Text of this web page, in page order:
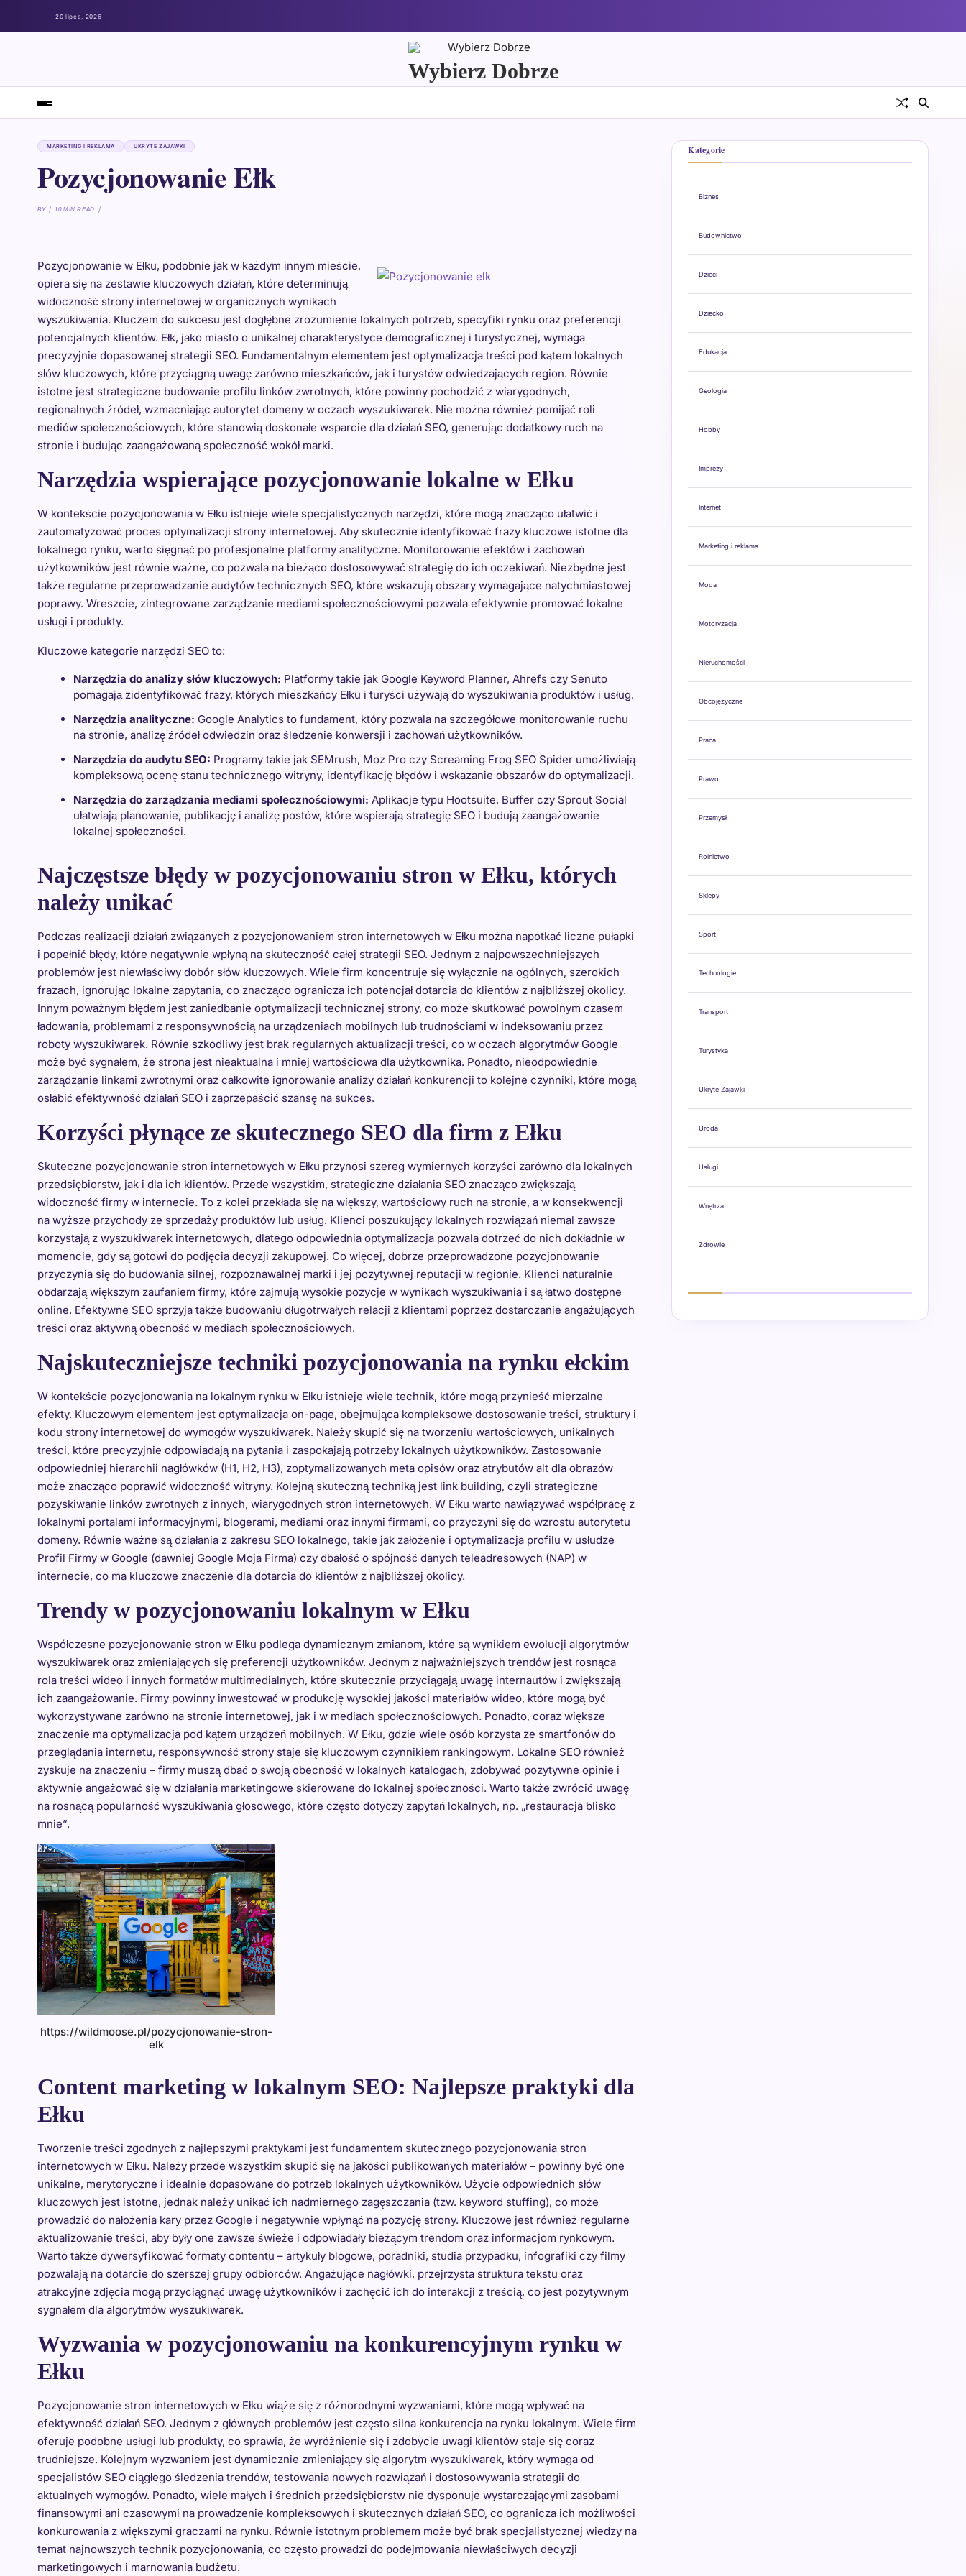
20 lipca, 2026
Wybierz Dobrze
MARKETING I REKLAMA UKRYTE ZAJAWKI
Pozycjonowanie Ełk
BY 10 MIN READ
Pozycjonowanie w Ełku, podobnie jak w każdym innym mieście,
opiera się na zestawie kluczowych działań, które determinują
widoczność strony internetowej w organicznych wynikach
wyszukiwania. Kluczem do sukcesu jest dogłębne zrozumienie lokalnych potrzeb, specyfiki rynku oraz preferencji
potencjalnych klientów. Ełk, jako miasto o unikalnej charakterystyce demograficznej i turystycznej, wymaga
precyzyjnie dopasowanej strategii SEO. Fundamentalnym elementem jest optymalizacja treści pod kątem lokalnych
słów kluczowych, które przyciągną uwagę zarówno mieszkańców, jak i turystów odwiedzających region. Równie
istotne jest strategiczne budowanie profilu linków zwrotnych, które powinny pochodzić z wiarygodnych,
regionalnych źródeł, wzmacniając autorytet domeny w oczach wyszukiwarek. Nie można również pomijać roli
mediów społecznościowych, które stanowią doskonałe wsparcie dla działań SEO, generując dodatkowy ruch na
stronie i budując zaangażowaną społeczność wokół marki.
Narzędzia wspierające pozycjonowanie lokalne w Ełku
W kontekście pozycjonowania w Ełku istnieje wiele specjalistycznych narzędzi, które mogą znacząco ułatwić i
zautomatyzować proces optymalizacji strony internetowej. Aby skutecznie identyfikować frazy kluczowe istotne dla
lokalnego rynku, warto sięgnąć po profesjonalne platformy analityczne. Monitorowanie efektów i zachowań
użytkowników jest równie ważne, co pozwala na bieżąco dostosowywać strategię do ich oczekiwań. Niezbędne jest
także regularne przeprowadzanie audytów technicznych SEO, które wskazują obszary wymagające natychmiastowej
poprawy. Wreszcie, zintegrowane zarządzanie mediami społecznościowymi pozwala efektywnie promować lokalne
usługi i produkty.
Kluczowe kategorie narzędzi SEO to:
Narzędzia do analizy słów kluczowych: Platformy takie jak Google Keyword Planner, Ahrefs czy Senuto
pomagają zidentyfikować frazy, których mieszkańcy Ełku i turyści używają do wyszukiwania produktów i usług.
Narzędzia analityczne: Google Analytics to fundament, który pozwala na szczegółowe monitorowanie ruchu
na stronie, analizę źródeł odwiedzin oraz śledzenie konwersji i zachowań użytkowników.
Narzędzia do audytu SEO: Programy takie jak SEMrush, Moz Pro czy Screaming Frog SEO Spider umożliwiają
kompleksową ocenę stanu technicznego witryny, identyfikację błędów i wskazanie obszarów do optymalizacji.
Narzędzia do zarządzania mediami społecznościowymi: Aplikacje typu Hootsuite, Buffer czy Sprout Social
ułatwiają planowanie, publikację i analizę postów, które wspierają strategię SEO i budują zaangażowanie
lokalnej społeczności.
Najczęstsze błędy w pozycjonowaniu stron w Ełku, których
należy unikać
Podczas realizacji działań związanych z pozycjonowaniem stron internetowych w Ełku można napotkać liczne pułapki
i popełnić błędy, które negatywnie wpłyną na skuteczność całej strategii SEO. Jednym z najpowszechniejszych
problemów jest niewłaściwy dobór słów kluczowych. Wiele firm koncentruje się wyłącznie na ogólnych, szerokich
frazach, ignorując lokalne zapytania, co znacząco ogranicza ich potencjał dotarcia do klientów z najbliższej okolicy.
Innym poważnym błędem jest zaniedbanie optymalizacji technicznej strony, co może skutkować powolnym czasem
ładowania, problemami z responsywnością na urządzeniach mobilnych lub trudnościami w indeksowaniu przez
roboty wyszukiwarek. Równie szkodliwy jest brak regularnych aktualizacji treści, co w oczach algorytmów Google
może być sygnałem, że strona jest nieaktualna i mniej wartościowa dla użytkownika. Ponadto, nieodpowiednie
zarządzanie linkami zwrotnymi oraz całkowite ignorowanie analizy działań konkurencji to kolejne czynniki, które mogą
osłabić efektywność działań SEO i zaprzepaścić szansę na sukces.
Korzyści płynące ze skutecznego SEO dla firm z Ełku
Skuteczne pozycjonowanie stron internetowych w Ełku przynosi szereg wymiernych korzyści zarówno dla lokalnych
przedsiębiorstw, jak i dla ich klientów. Przede wszystkim, strategiczne działania SEO znacząco zwiększają
widoczność firmy w internecie. To z kolei przekłada się na większy, wartościowy ruch na stronie, a w konsekwencji
na wyższe przychody ze sprzedaży produktów lub usług. Klienci poszukujący lokalnych rozwiązań niemal zawsze
korzystają z wyszukiwarek internetowych, dlatego odpowiednia optymalizacja pozwala dotrzeć do nich dokładnie w
momencie, gdy są gotowi do podjęcia decyzji zakupowej. Co więcej, dobrze przeprowadzone pozycjonowanie
przyczynia się do budowania silnej, rozpoznawalnej marki i jej pozytywnej reputacji w regionie. Klienci naturalnie
obdarzają większym zaufaniem firmy, które zajmują wysokie pozycje w wynikach wyszukiwania i są łatwo dostępne
online. Efektywne SEO sprzyja także budowaniu długotrwałych relacji z klientami poprzez dostarczanie angażujących
treści oraz aktywną obecność w mediach społecznościowych.
Najskuteczniejsze techniki pozycjonowania na rynku ełckim
W kontekście pozycjonowania na lokalnym rynku w Ełku istnieje wiele technik, które mogą przynieść mierzalne
efekty. Kluczowym elementem jest optymalizacja on-page, obejmująca kompleksowe dostosowanie treści, struktury i
kodu strony internetowej do wymogów wyszukiwarek. Należy skupić się na tworzeniu wartościowych, unikalnych
treści, które precyzyjnie odpowiadają na pytania i zaspokajają potrzeby lokalnych użytkowników. Zastosowanie
odpowiedniej hierarchii nagłówków (H1, H2, H3), zoptymalizowanych meta opisów oraz atrybutów alt dla obrazów
może znacząco poprawić widoczność witryny. Kolejną skuteczną techniką jest link building, czyli strategiczne
pozyskiwanie linków zwrotnych z innych, wiarygodnych stron internetowych. W Ełku warto nawiązywać współpracę z
lokalnymi portalami informacyjnymi, blogerami, mediami oraz innymi firmami, co przyczyni się do wzrostu autorytetu
domeny. Równie ważne są działania z zakresu SEO lokalnego, takie jak założenie i optymalizacja profilu w usłudze
Profil Firmy w Google (dawniej Google Moja Firma) czy dbałość o spójność danych teleadresowych (NAP) w
internecie, co ma kluczowe znaczenie dla dotarcia do klientów z najbliższej okolicy.
Trendy w pozycjonowaniu lokalnym w Ełku
Współczesne pozycjonowanie stron w Ełku podlega dynamicznym zmianom, które są wynikiem ewolucji algorytmów
wyszukiwarek oraz zmieniających się preferencji użytkowników. Jednym z najważniejszych trendów jest rosnąca
rola treści wideo i innych formatów multimedialnych, które skutecznie przyciągają uwagę internautów i zwiększają
ich zaangażowanie. Firmy powinny inwestować w produkcję wysokiej jakości materiałów wideo, które mogą być
wykorzystywane zarówno na stronie internetowej, jak i w mediach społecznościowych. Ponadto, coraz większe
znaczenie ma optymalizacja pod kątem urządzeń mobilnych. W Ełku, gdzie wiele osób korzysta ze smartfonów do
przeglądania internetu, responsywność strony staje się kluczowym czynnikiem rankingowym. Lokalne SEO również
zyskuje na znaczeniu – firmy muszą dbać o swoją obecność w lokalnych katalogach, zdobywać pozytywne opinie i
aktywnie angażować się w działania marketingowe skierowane do lokalnej społeczności. Warto także zwrócić uwagę
na rosnącą popularność wyszukiwania głosowego, które często dotyczy zapytań lokalnych, np. „restauracja blisko
mnie”.
https://wildmoose.pl/pozycjonowanie-stron-
elk
Content marketing w lokalnym SEO: Najlepsze praktyki dla
Ełku
Tworzenie treści zgodnych z najlepszymi praktykami jest fundamentem skutecznego pozycjonowania stron
internetowych w Ełku. Należy przede wszystkim skupić się na jakości publikowanych materiałów – powinny być one
unikalne, merytoryczne i idealnie dopasowane do potrzeb lokalnych użytkowników. Użycie odpowiednich słów
kluczowych jest istotne, jednak należy unikać ich nadmiernego zagęszczania (tzw. keyword stuffing), co może
prowadzić do nałożenia kary przez Google i negatywnie wpłynąć na pozycję strony. Kluczowe jest również regularne
aktualizowanie treści, aby były one zawsze świeże i odpowiadały bieżącym trendom oraz informacjom rynkowym.
Warto także dywersyfikować formaty contentu – artykuły blogowe, poradniki, studia przypadku, infografiki czy filmy
pozwalają na dotarcie do szerszej grupy odbiorców. Angażujące nagłówki, przejrzysta struktura tekstu oraz
atrakcyjne zdjęcia mogą przyciągnąć uwagę użytkowników i zachęcić ich do interakcji z treścią, co jest pozytywnym
sygnałem dla algorytmów wyszukiwarek.
Wyzwania w pozycjonowaniu na konkurencyjnym rynku w
Ełku
Pozycjonowanie stron internetowych w Ełku wiąże się z różnorodnymi wyzwaniami, które mogą wpływać na
efektywność działań SEO. Jednym z głównych problemów jest często silna konkurencja na rynku lokalnym. Wiele firm
oferuje podobne usługi lub produkty, co sprawia, że wyróżnienie się i zdobycie uwagi klientów staje się coraz
trudniejsze. Kolejnym wyzwaniem jest dynamicznie zmieniający się algorytm wyszukiwarek, który wymaga od
specjalistów SEO ciągłego śledzenia trendów, testowania nowych rozwiązań i dostosowywania strategii do
aktualnych wymogów. Ponadto, wiele małych i średnich przedsiębiorstw nie dysponuje wystarczającymi zasobami
finansowymi ani czasowymi na prowadzenie kompleksowych i skutecznych działań SEO, co ogranicza ich możliwości
konkurowania z większymi graczami na rynku. Równie istotnym problemem może być brak specjalistycznej wiedzy na
temat najnowszych technik pozycjonowania, co często prowadzi do podejmowania niewłaściwych decyzji
marketingowych i marnowania budżetu.
Kategorie
Biznes
Budownictwo
Dzieci
Dziecko
Edukacja
Geologia
Hobby
Imprezy
Internet
Marketing i reklama
Moda
Motoryzacja
Nieruchomości
Obcojęzyczne
Praca
Prawo
Przemysł
Rolnictwo
Sklepy
Sport
Technologie
Transport
Turystyka
Ukryte Zajawki
Uroda
Usługi
Wnętrza
Zdrowie